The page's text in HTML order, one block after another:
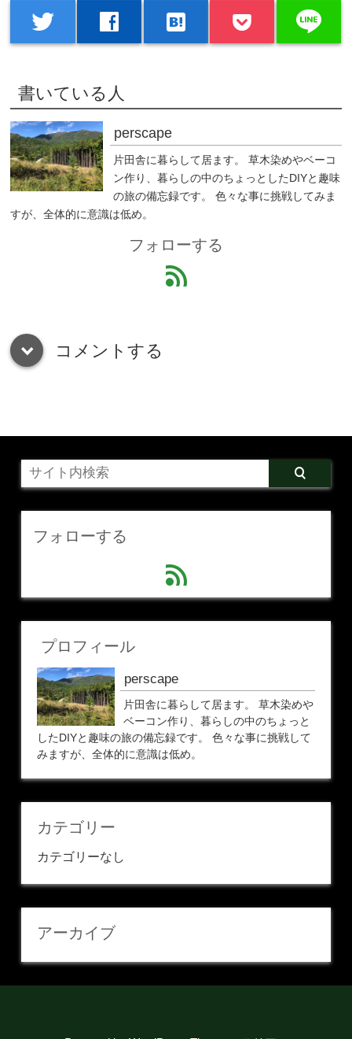
twitter facebook hatenabookmark line
書いている人
perscape
片田舎に暮らして居ます。 草木染めやベーコ
ン作り、暮らしの中のちょっとしたDIYと趣味
の旅の備忘録です。 色々な事に挑戦してみま
すが、全体的に意識は低め。
フォローする
feed
down コメントする
フォローする
feed
プロフィール
perscape
片田舎に暮らして居ます。 草木染めや
ベーコン作り、暮らしの中のちょっと
したDIYと趣味の旅の備忘録です。 色々な事に挑戦して
みますが、全体的に意識は低め。
カテゴリー
カテゴリーなし
アーカイブ